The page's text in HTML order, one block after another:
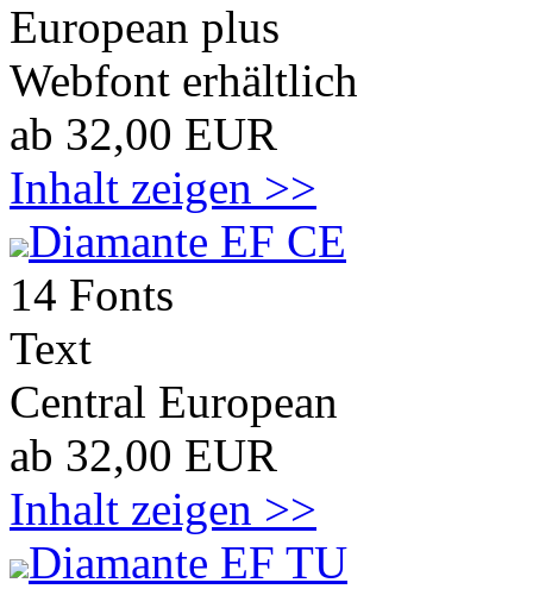
European plus
Webfont erhältlich
ab 32,00 EUR
Inhalt zeigen >>
Diamante EF CE
14 Fonts
Text
Central European
ab 32,00 EUR
Inhalt zeigen >>
Diamante EF TU